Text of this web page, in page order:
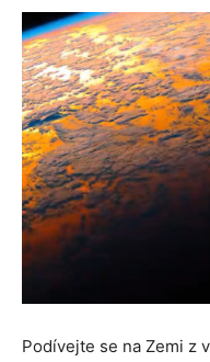
Podívejte se na Zemi z